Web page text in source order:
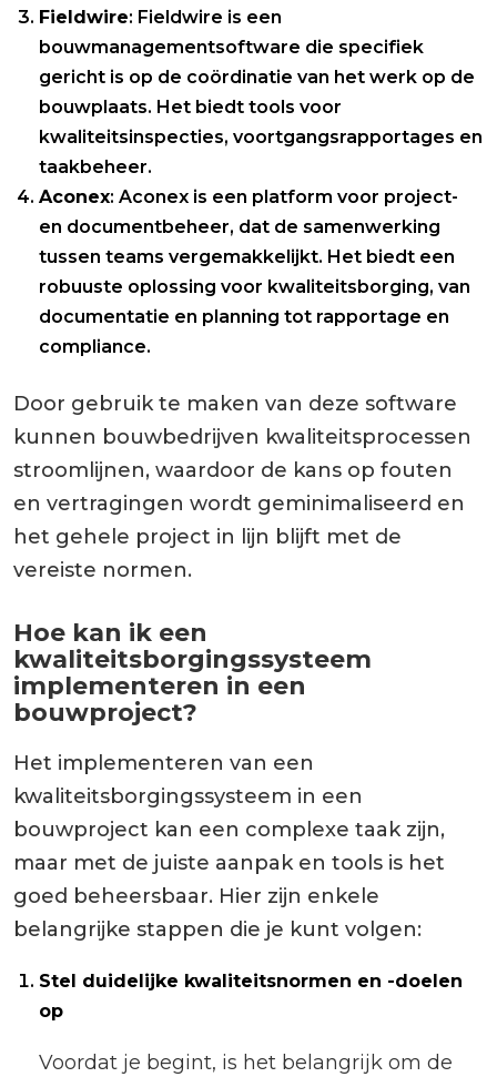
Fieldwire: Fieldwire is een
bouwmanagementsoftware die specifiek
gericht is op de coördinatie van het werk op de
bouwplaats. Het biedt tools voor
kwaliteitsinspecties, voortgangsrapportages en
taakbeheer.
Aconex: Aconex is een platform voor project-
en documentbeheer, dat de samenwerking
tussen teams vergemakkelijkt. Het biedt een
robuuste oplossing voor kwaliteitsborging, van
documentatie en planning tot rapportage en
compliance.
Door gebruik te maken van deze software
kunnen bouwbedrijven kwaliteitsprocessen
stroomlijnen, waardoor de kans op fouten
en vertragingen wordt geminimaliseerd en
het gehele project in lijn blijft met de
vereiste normen.
Hoe kan ik een
kwaliteitsborgingssysteem
implementeren in een
bouwproject?
Het implementeren van een
kwaliteitsborgingssysteem in een
bouwproject kan een complexe taak zijn,
maar met de juiste aanpak en tools is het
goed beheersbaar. Hier zijn enkele
belangrijke stappen die je kunt volgen:
Stel duidelijke kwaliteitsnormen en -doelen
op
Voordat je begint, is het belangrijk om de